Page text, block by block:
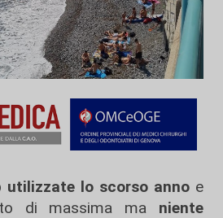
utilizzate lo scorso anno e
di massima ma niente